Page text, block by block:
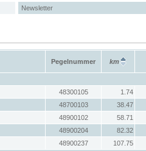
Newsletter
Pegelnummer km
48300105
1.74
48700103
38.47
48900102
58.71
48900204
82.32
48900237
107.75